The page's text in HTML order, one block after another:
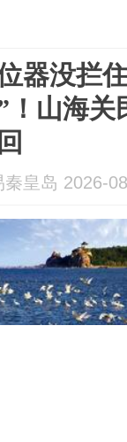
器没拦
！山海关
秦皇岛 2026-